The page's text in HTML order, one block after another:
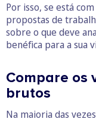
Por isso, se está
propostas de
sobre o que deve
benéfica para a sua
Compare os
brutos
Na maioria das